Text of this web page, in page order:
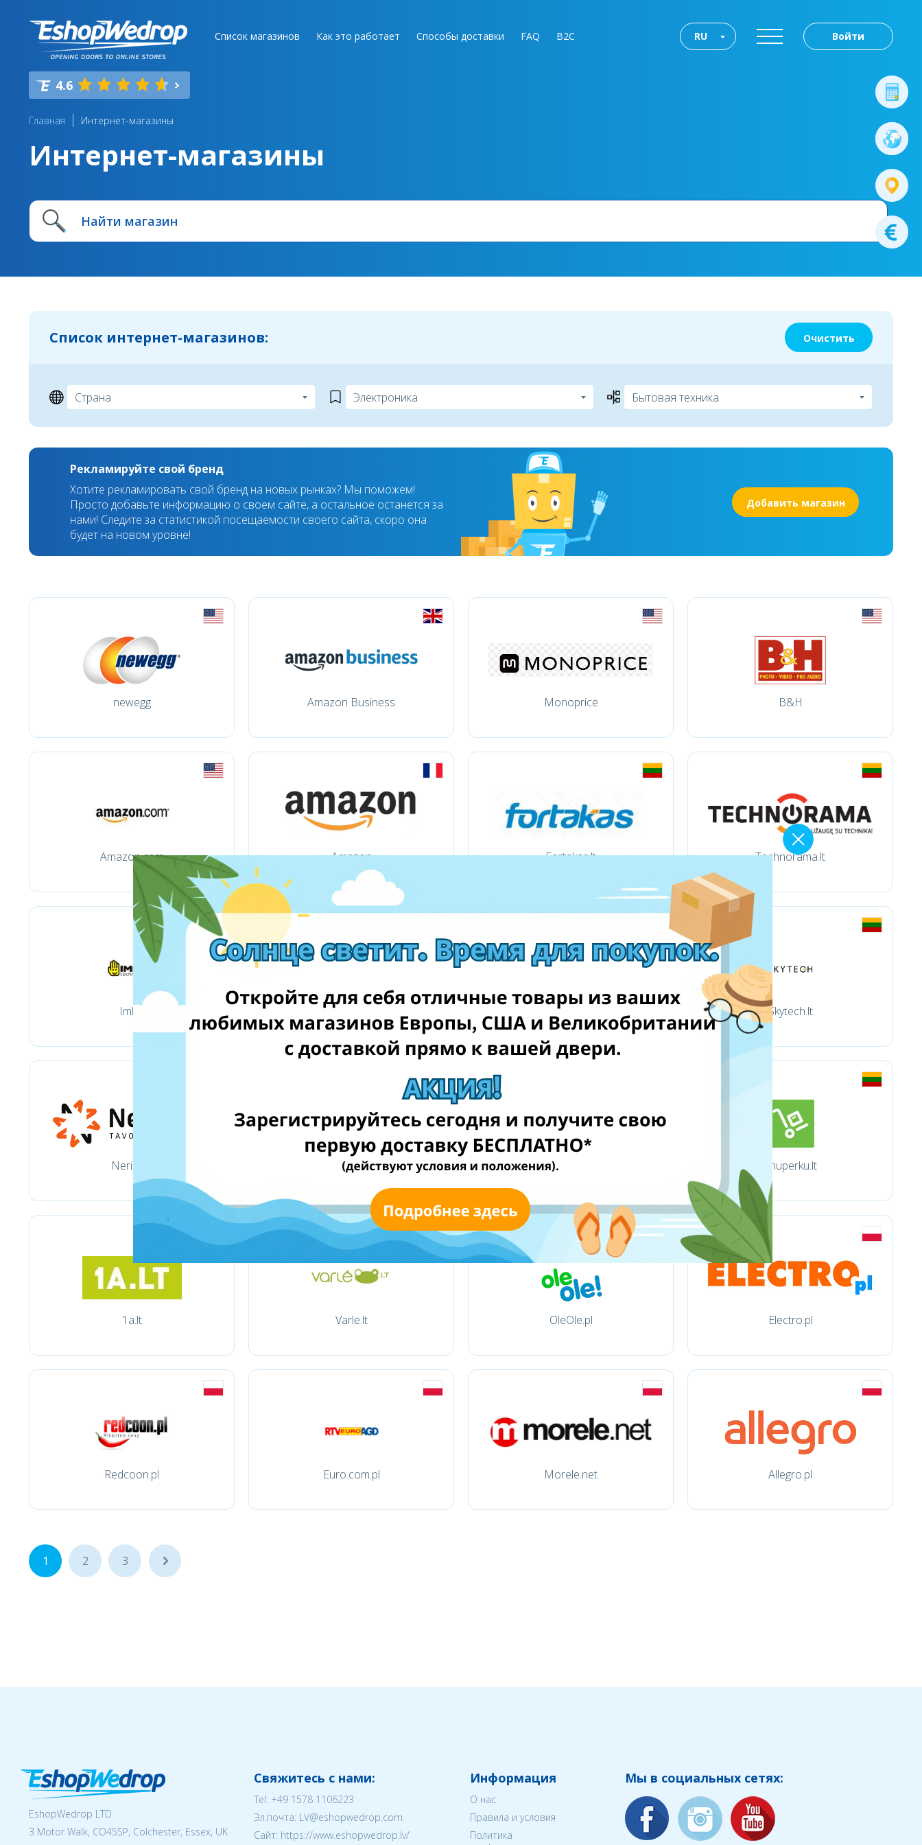
Список магазинов Как это работает Способы доставки FAQ B2C Войти
RU
4.6
Главная Интернет-магазины
Интернет-магазины
Список интернет-магазинов: Очистить
Рекламируйте свой бренд
Хотите рекламировать свой бренд на новых рынках? Мы поможем!
Просто добавьте информацию о своем сайте, а остальное останется за
нами! Следите за статистикой посещаемости своего сайта, скоро она
будет на новом уровне!
Добавить магазин
newegg Amazon Business Monoprice B&H
Amazon.com Amazon Fortakas.lt Technorama.lt
Imk.lt Mediashop.lt Rde.lt Skytech.lt
Neriba.lt Kilobaitas.lt Elektromarkt.lt Imuperku.lt
1a.lt Varle.lt OleOle.pl Electro.pl
Redcoon.pl Euro.com.pl Morele.net Allegro.pl
1 2 3 ...
EshopWedrop LTD
3 Motor Walk, CO45SP, Colchester, Essex, UK
Свяжитесь с нами:
Tel: +49 1578 1106223
Эл.почта: LV@eshopwedrop.com
Cайт: https://www.eshopwedrop.lv/
Информация
О нас
Правила и условия
Политика
Мы в социальных сетях: